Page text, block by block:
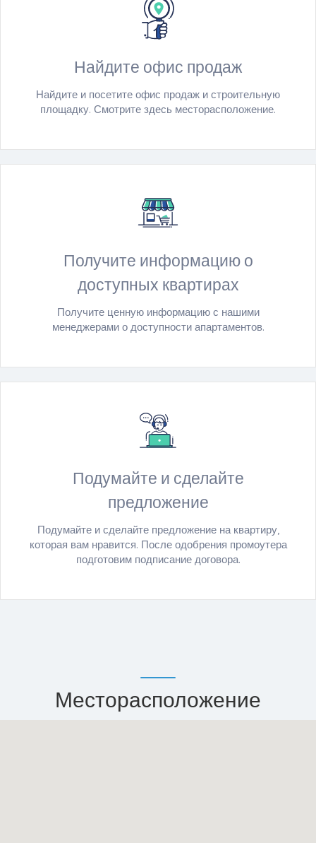
Найдите офис продаж
Найдите и посетите офис продаж и строительную
площадку. Смотрите здесь месторасположение.
Получите информацию о
доступных квартирах
Получите ценную информацию с нашими
менеджерами о доступности апартаментов.
Подумайте и сделайте
предложение
Подумайте и сделайте предложение на квартиру,
которая вам нравится. После одобрения промоутера
подготовим подписание договора.
Месторасположение